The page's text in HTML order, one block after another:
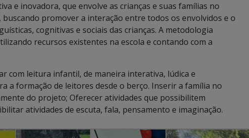
e inovadora, que envolve as crianças e suas famílias no
promover a interação entre todos os envolvidos e o
cognitivas e sociais das crianças. A metodologia
recursos existentes na escola e contando com a
com leitura infantil, de maneira interativa, lúdica e
a formação de leitores desde o berço. Inserir a família no
do projeto; Oferecer atividades que possibilitem
atividades de escuta, fala, pensamento e imaginação.